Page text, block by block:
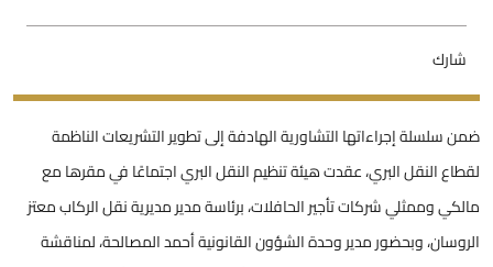
شارك
ضمن سلسلة إجراءاتها التشاورية الهادفة إلى تطوير التشريعات الناظمة
لقطاع النقل البري، عقدت هيئة تنظيم النقل البري اجتماعًا في مقرها مع
مالكي وممثلي شركات تأجير الحافلات، برئاسة مدير مديرية نقل الركاب معتز
الروسان، وبحضور مدير وحدة الشؤون القانونية أحمد المصالحة، لمناقشة